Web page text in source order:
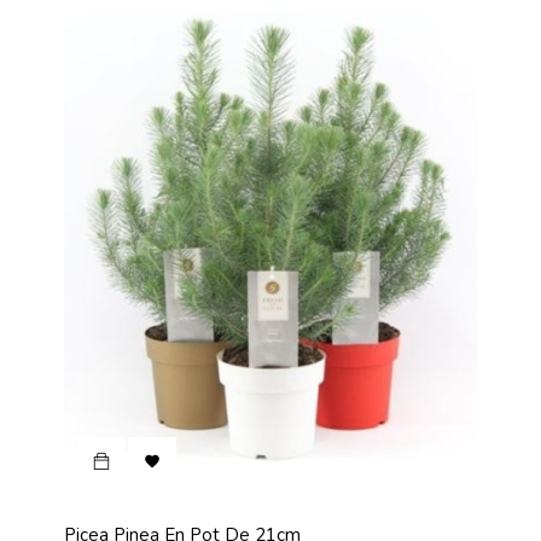

Picea Pinea En Pot De 21cm